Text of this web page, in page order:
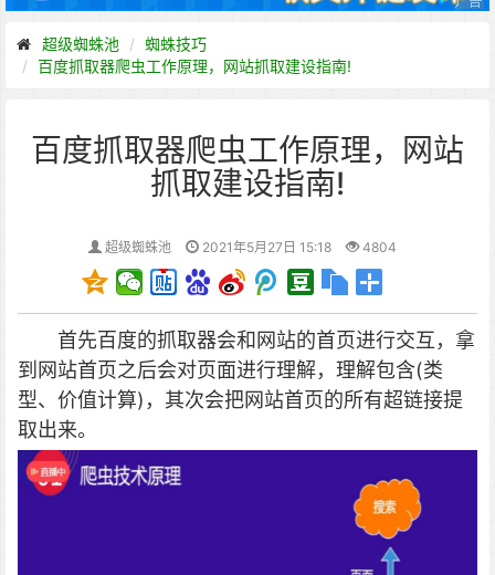
超级蜘蛛池
蜘蛛技巧
百度抓取器爬虫工作原理，网站抓取建设指南!
百度抓取器爬虫工作原理，网站
抓取建设指南!
超级蜘蛛池 2021年5月27日 15:18 4804
首先百度的抓取器会和网站的首页进行交互，拿
到网站首页之后会对页面进行理解，理解包含(类
型、价值计算)，其次会把网站首页的所有超链接提
取出来。